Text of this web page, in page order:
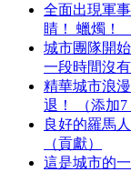
全面出現軍
睛！ 蠟燭！
城市團隊開
一段時間沒
精華城市浪
退！ （添加7
良好的羅馬
（貢獻）
這是城市的